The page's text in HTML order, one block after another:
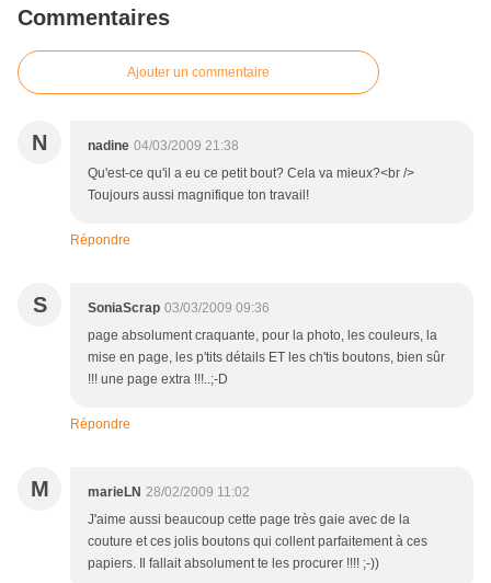
Commentaires
Ajouter un commentaire
N nadine 04/03/2009 21:38
Qu'est-ce qu'il a eu ce petit bout? Cela va mieux?<br />
Toujours aussi magnifique ton travail!
Répondre
S SoniaScrap 03/03/2009 09:36
page absolument craquante, pour la photo, les couleurs, la
mise en page, les p'tits détails ET les ch'tis boutons, bien sûr
!!! une page extra !!!..;-D
Répondre
M marieLN 28/02/2009 11:02
J'aime aussi beaucoup cette page très gaie avec de la
couture et ces jolis boutons qui collent parfaitement à ces
papiers. Il fallait absolument te les procurer !!!! ;-))